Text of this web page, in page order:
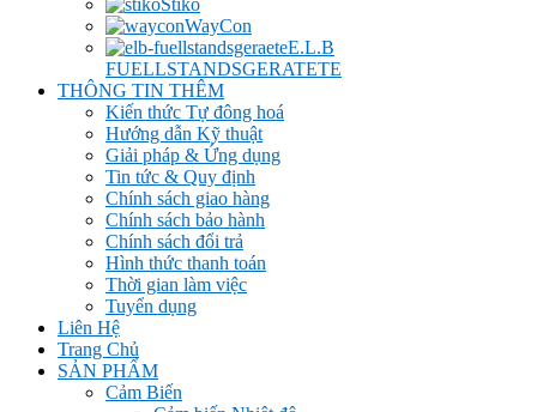
Stiko
WayCon
E.L.B
FUELLSTANDSGERATETE
THÔNG TIN THÊM
Kiến thức Tự đông hoá
Hướng dẫn Kỹ thuật
Giải pháp & Ứng dụng
Tin tức & Quy định
Chính sách giao hàng
Chính sách bảo hành
Chính sách đổi trả
Hình thức thanh toán
Thời gian làm việc
Tuyển dụng
Liên Hệ
Trang Chủ
SẢN PHẨM
Cảm Biến